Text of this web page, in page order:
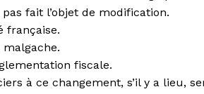
fait l’objet de modification.
française.
fiscale.
à ce changement, s’il y a lieu,